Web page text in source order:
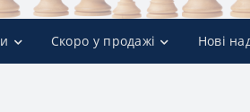
Скоро у продажі Нові